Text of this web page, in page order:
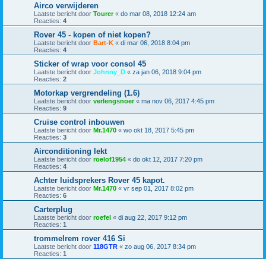
Airco verwijderen
Laatste bericht door Tourer« do mar 08, 2018 12:24 am
Reacties: 4
Rover 45 - kopen of niet kopen?
Laatste bericht door Bart-K « di mar 06, 2018 8:04 pm
Reacties: 4
Sticker of wrap voor consol 45
Laatste bericht door Johnny_D « za jan 06, 2018 9:04 pm
Reacties: 2
Motorkap vergrendeling (1.6)
Laatste bericht door verlengsnoer« ma nov 06, 2017 4:45 pm
Reacties: 9
Cruise control inbouwen
Laatste bericht door Mr.1470 « wo okt 18, 2017 5:45 pm
Reacties: 3
Airconditioning lekt
Laatste bericht door roelof1954 « do okt 12, 2017 7:20 pm
Reacties: 4
Achter luidsprekers Rover 45 kapot.
Laatste bericht door Mr.1470 « vr sep 01, 2017 8:02 pm
Reacties: 6
Carterplug
Laatste bericht door roefel « di aug 22, 2017 9:12 pm
Reacties: 1
trommelrem rover 416 Si
Laatste bericht door 118GTR « zo aug 06, 2017 8:34 pm
Reacties: 1